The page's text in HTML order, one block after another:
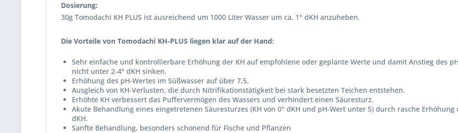
Dosierung:
30g Tomodachi KH PLUS ist ausreichend um 1000 Liter Wasser um ca. 1° dKH anzuheben.
Die Vorteile von Tomodachi KH-PLUS liegen klar auf der Hand:
Sehr einfache und kontrollierbare Erhöhung der KH auf empfohlene oder geplante Werte und damit Anstieg des
nicht unter 2-4° dKH sinken.
Erhöhung des pH-Wertes im Süßwasser auf über 7,5.
Ausgleich von KH-Verlusten, die durch Nitrifikationstätigkeit bei stark besetzten Teichen entstehen.
Erhöhte KH verbessert das Puffervermögen des Wassers und verhindert einen Säuresturz.
Akute Behandlung eines eingetretenen Säuresturzes (KH von 0° dKH und pH-Wert unter 5) durch rasche
dKH.
Sanfte Behandlung, besonders schonend für Fische und Pflanzen